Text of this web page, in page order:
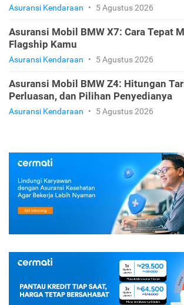
Asuransi Kendaraan • 5 Agustus 2026
Asuransi Mobil BMW X7: Cara Tepat
Flagship Kamu
Asuransi Kendaraan • 5 Agustus 2026
Asuransi Mobil BMW Z4: Hitungan
Perluasan, dan Pilihan Penyedianya
Asuransi Kendaraan • 5 Agustus 2026